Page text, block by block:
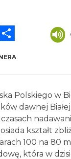
Messenger
Polskiego w
dawnej
kształt
100 na 80
która w